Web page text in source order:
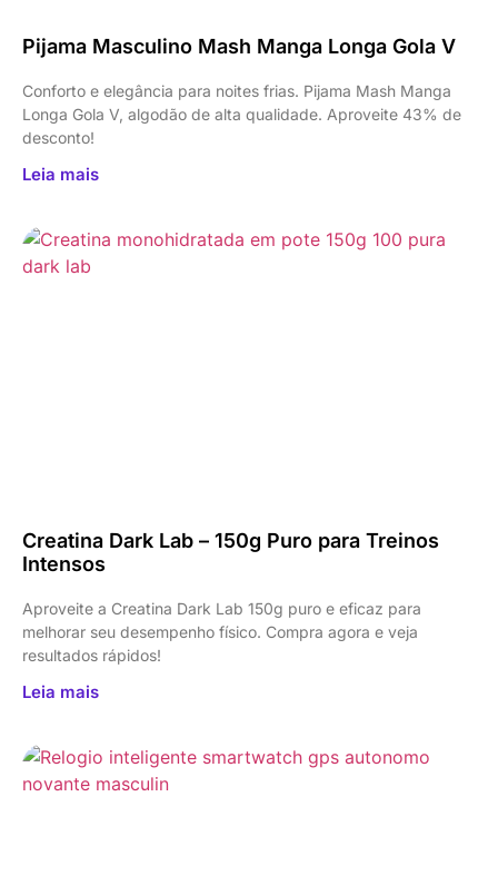
Pijama Masculino Mash Manga Longa Gola V
Conforto e elegância para noites frias. Pijama Mash Manga
Longa Gola V, algodão de alta qualidade. Aproveite 43% de
desconto!
Leia mais
Creatina Dark Lab – 150g Puro para Treinos
Intensos
Aproveite a Creatina Dark Lab 150g puro e eficaz para
melhorar seu desempenho físico. Compra agora e veja
resultados rápidos!
Leia mais